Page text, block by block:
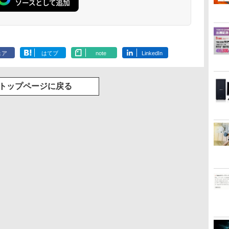
ア はてブ note LinkedIn
トップページに戻る